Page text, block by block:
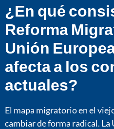
¿En qué
Reforma
Unión
afecta a los
actuales?
El mapa migratorio en el
cambiar de forma radical.